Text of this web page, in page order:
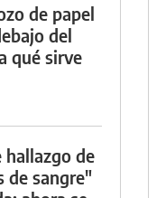
de papel
del
qué sirve
hallazgo de
de sangre"